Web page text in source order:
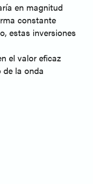
en magnitud
constante
estas inversiones
el valor eficaz
de la onda